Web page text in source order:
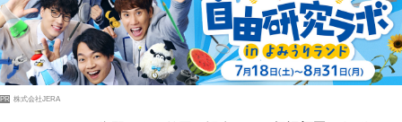
PR 株式会社JERA